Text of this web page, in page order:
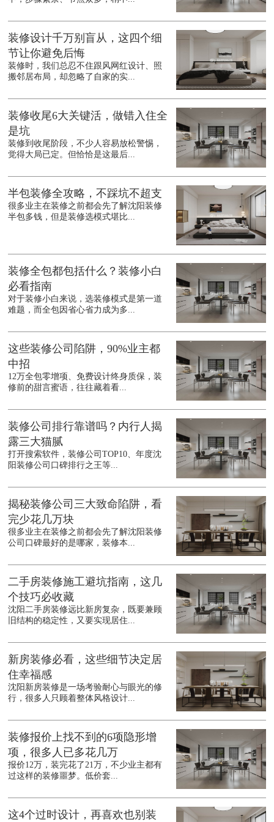
装修设计千万别盲从，这四个细
节让你避免后悔
装修时，我们总忍不住跟风网红设计、照
搬邻居布局，却忽略了自家的实...
装修收尾6大关键活，做错入住全
是坑
装修到收尾阶段，不少人容易放松警惕，
觉得大局已定。但恰恰是这最后...
半包装修全攻略，不踩坑不超支
很多业主在装修之前都会先了解沈阳装修
半包多钱，但是装修选模式堪比...
装修全包都包括什么？装修小白
必看指南
对于装修小白来说，选装修模式是第一道
难题，而全包因省心省力成为多...
这些装修公司陷阱，90%业主都
中招
12万全包零增项、免费设计终身质保，装
修前的甜言蜜语，往往藏着看...
装修公司排行靠谱吗？内行人揭
露三大猫腻
打开搜索软件，装修公司TOP10、年度沈
阳装修公司口碑排行之王等...
揭秘装修公司三大致命陷阱，看
完少花几万块
很多业主在装修之前都会先了解沈阳装修
公司口碑最好的是哪家，装修本...
二手房装修施工避坑指南，这几
个技巧必收藏
沈阳二手房装修远比新房复杂，既要兼顾
旧结构的稳定性，又要实现居住...
新房装修必看，这些细节决定居
住幸福感
沈阳新房装修是一场考验耐心与眼光的修
行，很多人只顾着整体风格设计...
装修报价上找不到的6项隐形增
项，很多人已多花几万
报价12万，装完花了21万，不少业主都有
过这样的装修噩梦。低价套...
这4个过时设计，再喜欢也别装